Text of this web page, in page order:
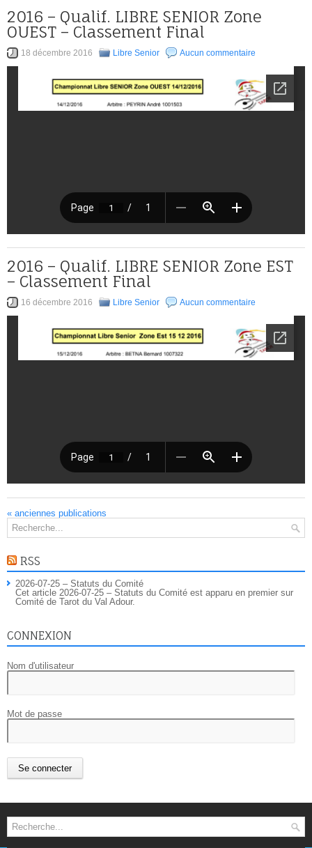
2016 – Qualif. LIBRE SENIOR Zone
OUEST – Classement Final
18 décembre 2016 Libre Senior Aucun commentaire
2016 – Qualif. LIBRE SENIOR Zone EST
– Classement Final
16 décembre 2016 Libre Senior Aucun commentaire
« anciennes publications
RSS
2026-07-25 – Statuts du Comité
Cet article 2026-07-25 – Statuts du Comité est apparu en premier sur
Comité de Tarot du Val Adour.
CONNEXION
Nom d'utilisateur
Mot de passe